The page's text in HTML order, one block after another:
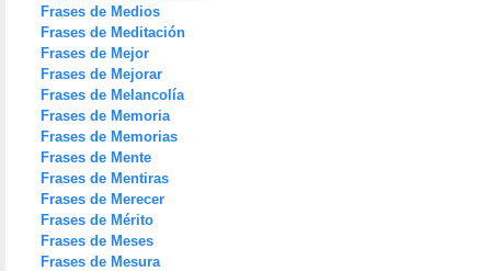
Frases de Medios
Frases de Meditación
Frases de Mejor
Frases de Mejorar
Frases de Melancolía
Frases de Memoria
Frases de Memorias
Frases de Mente
Frases de Mentiras
Frases de Merecer
Frases de Mérito
Frases de Meses
Frases de Mesura